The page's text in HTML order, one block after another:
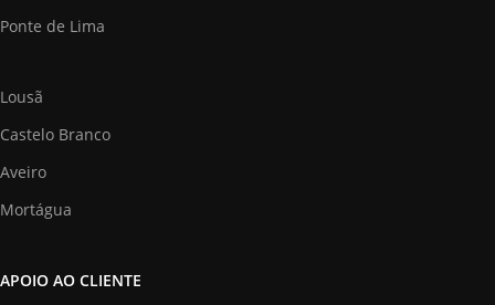
Ponte de Lima
Lousã
Castelo Branco
Aveiro
Mortágua
APOIO AO CLIENTE